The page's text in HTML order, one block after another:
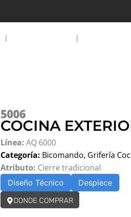
5006
COCINA
Línea: AQ 6000
Categoría: Bicomando, Grifería
Atributo: Cierre tradicional
Diseño Técnico Despiece
DONDE COMPRAR